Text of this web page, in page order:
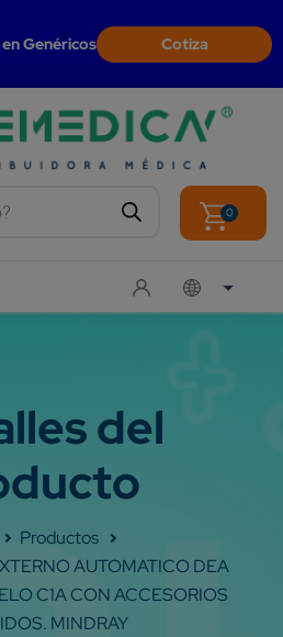
Genéricos Cotiza
0
Shop
AUTOMATICO DEA
C1A CON ACCESORIOS
MINDRAY